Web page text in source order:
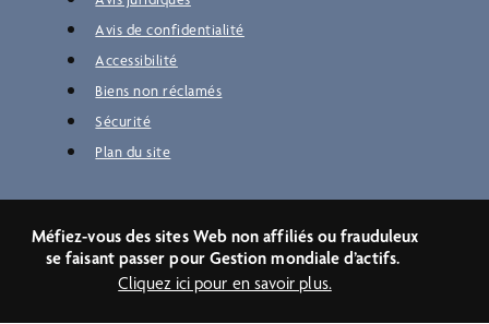
Avis de confidentialité
Accessibilité
Biens non réclamés
Sécurité
Plan du site
Méfiez-vous des sites Web non affiliés ou frauduleux
se faisant passer pour Gestion mondiale d’actifs.
Cliquez ici pour en savoir plus.